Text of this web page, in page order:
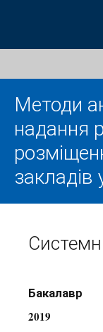
Методи
надання
закладів
Бакалавр
2019